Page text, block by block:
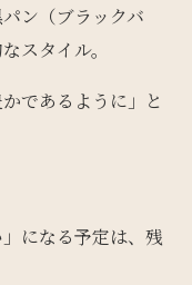
ン（ブラックバ
スタイル。
であるように」と
になる予定は、残